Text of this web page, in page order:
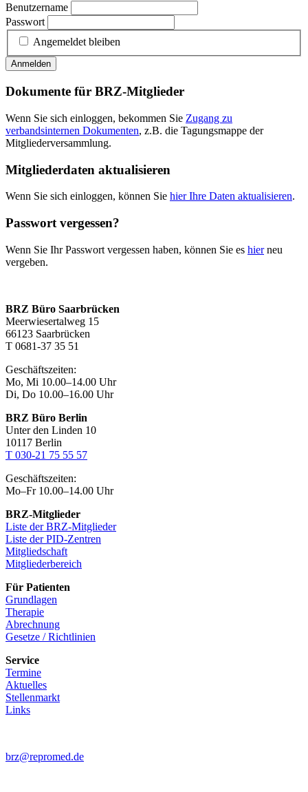
Benutzername
Passwort
Angemeldet bleiben
Anmelden
Dokumente für BRZ-Mitglieder
Wenn Sie sich einloggen, bekommen Sie Zugang zu
verbandsinternen Dokumenten, z.B. die Tagungsmappe der
Mitgliederversammlung.
Mitgliederdaten aktualisieren
Wenn Sie sich einloggen, können Sie hier Ihre Daten aktualisieren.
Passwort vergessen?
Wenn Sie Ihr Passwort vergessen haben, können Sie es hierneu
vergeben.
BRZ Büro Saarbrücken
Meerwiesertalweg 15
66123 Saarbrücken
T 0681-37 35 51
Geschäftszeiten:
Mo, Mi 10.00–14.00 Uhr
Di, Do 10.00–16.00 Uhr
BRZ Büro Berlin
Unter den Linden 10
10117 Berlin
T 030-21 75 55 57
Geschäftszeiten:
Mo–Fr 10.00–14.00 Uhr
BRZ-Mitglieder
Liste der BRZ-Mitglieder
Liste der PID-Zentren
Mitgliedschaft
Mitgliederbereich
Für Patienten
Grundlagen
Therapie
Abrechnung
Gesetze / Richtlinien
Service
Termine
Aktuelles
Stellenmarkt
Links
brz@repromed.de